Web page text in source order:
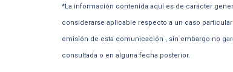
*La información contenida aquí es de carácter
considerarse aplicable respecto a un caso
emisión de esta comunicación , sin embargo no
consultada o en alguna fecha posterior.